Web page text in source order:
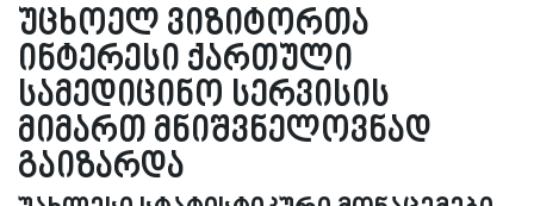
უცხოელ ვიზიტორთა
ინტერესი ქართული
სამედიცინო სერვისის
მიმართ მნიშვნელოვნად
გაიზარდა